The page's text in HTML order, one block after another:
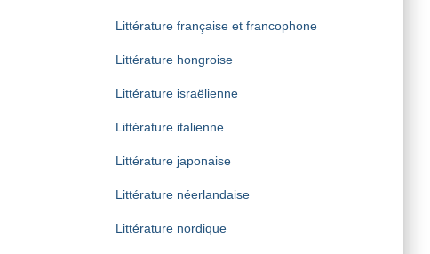
Littérature française et francophone
Littérature hongroise
Littérature israëlienne
Littérature italienne
Littérature japonaise
Littérature néerlandaise
Littérature nordique